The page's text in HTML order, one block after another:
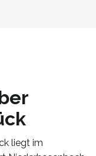
liegt im